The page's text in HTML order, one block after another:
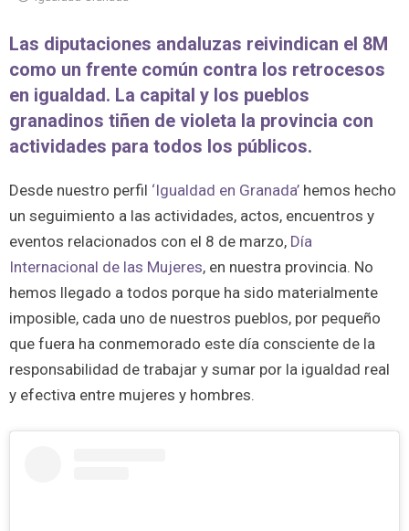
Las diputaciones andaluzas reivindican el 8M
como un frente común contra los retrocesos
en igualdad. La capital y los pueblos
granadinos tiñen de violeta la provincia con
actividades para todos los públicos.
Desde nuestro perfil ‘Igualdad en Granada’ hemos hecho
un seguimiento a las actividades, actos, encuentros y
eventos relacionados con el 8 de marzo, Día
Internacional de las Mujeres, en nuestra provincia. No
hemos llegado a todos porque ha sido materialmente
imposible, cada uno de nuestros pueblos, por pequeño
que fuera ha conmemorado este día consciente de la
responsabilidad de trabajar y sumar por la igualdad real
y efectiva entre mujeres y hombres.